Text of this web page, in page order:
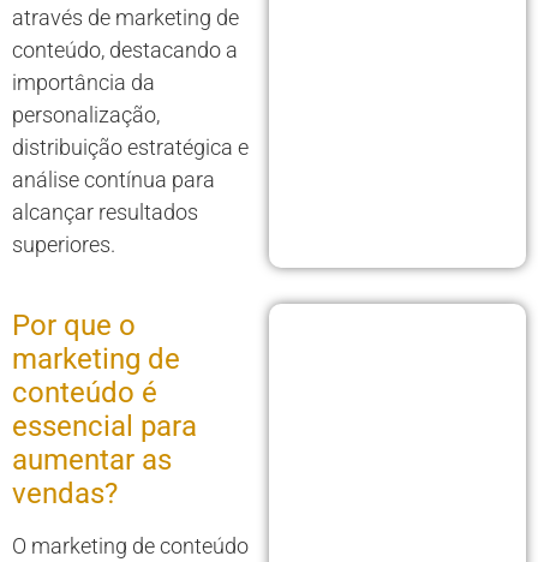
através de marketing de
conteúdo, destacando a
importância da
personalização,
distribuição estratégica e
análise contínua para
alcançar resultados
superiores.
Por que o
marketing de
conteúdo é
essencial para
aumentar as
vendas?
O marketing de conteúdo